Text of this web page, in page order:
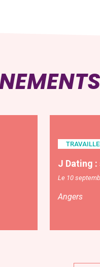
J Dating
Le 10
Angers